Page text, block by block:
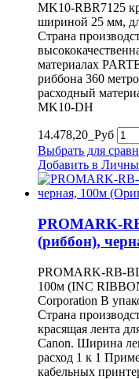
MK10-RBR7125
шириной 25 мм,
Страна
материалах
риббона 360
расходный
MK10-DH
14.478,20_Руб
Выбрать для
Добавить в
PROMARK-
(риббон),
PROMARK-RB-
100м (INC
Corporation В
Страна
красящая лента
Canon. Ширина
расход 1 к 1
кабельных